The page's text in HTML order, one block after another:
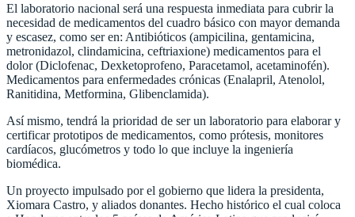
El laboratorio nacional será una respuesta inmediata para cubrir la
necesidad de medicamentos del cuadro básico con mayor demanda
y escasez, como ser en: Antibióticos (ampicilina, gentamicina,
metronidazol, clindamicina, ceftriaxione) medicamentos para el
dolor (Diclofenac, Dexketoprofeno, Paracetamol, acetaminofén).
Medicamentos para enfermedades crónicas (Enalapril, Atenolol,
Ranitidina, Metformina, Glibenclamida).
Así mismo, tendrá la prioridad de ser un laboratorio para elaborar y
certificar prototipos de medicamentos, como prótesis, monitores
cardíacos, glucómetros y todo lo que incluye la ingeniería
biomédica.
Un proyecto impulsado por el gobierno que lidera la presidenta,
Xiomara Castro, y aliados donantes. Hecho histórico el cual coloca